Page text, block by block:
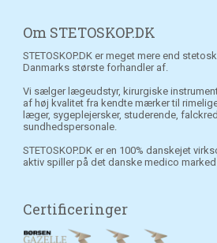
Om STETOSKOP.DK
STETOSKOP.DK er meget mere end
Danmarks største forhandler af.
Vi sælger lægeudstyr, kirurgiske
af høj kvalitet fra kendte mærker til
læger, sygeplejersker, studerende,
sundhedspersonale.
STETOSKOP.DK er en 100% danskejet
aktiv spiller på det danske medico
Certificeringer